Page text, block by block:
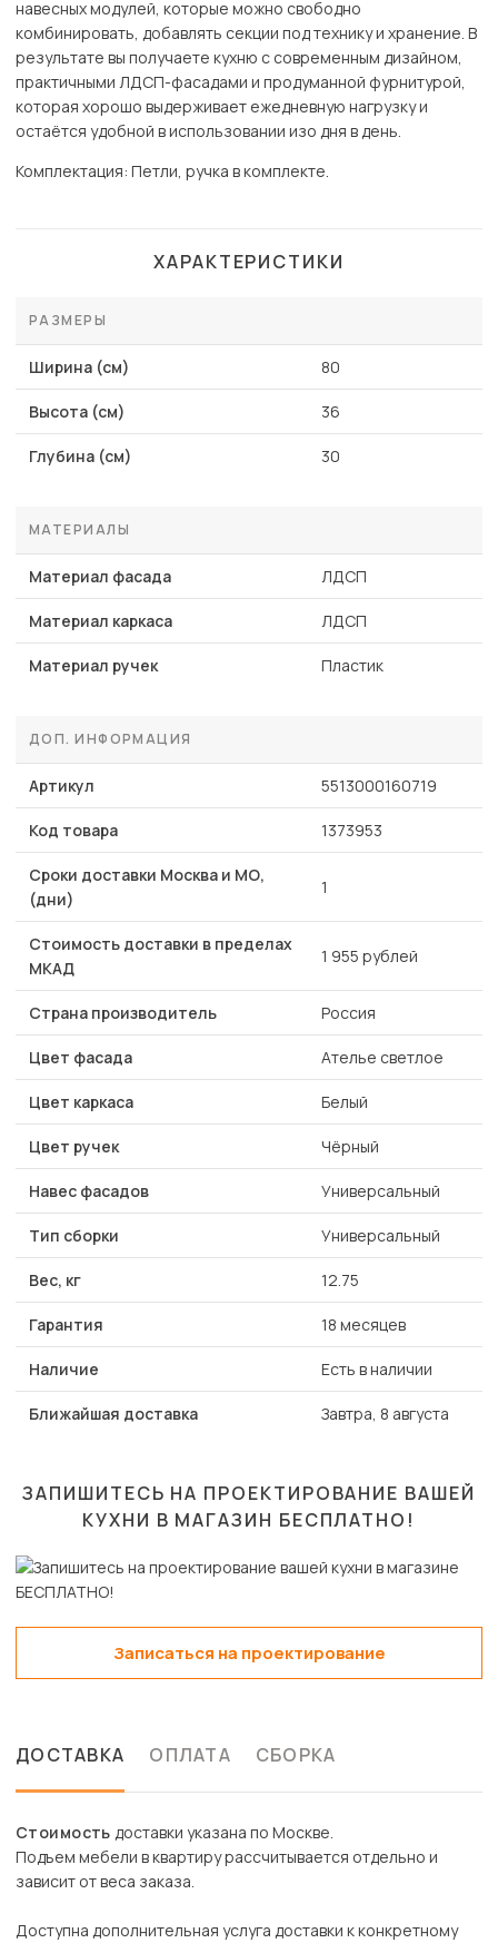
навесных модулей, которые можно свободно
комбинировать, добавлять секции под технику и хранение. В
результате вы получаете кухню с современным дизайном,
практичными ЛДСП-фасадами и продуманной фурнитурой,
которая хорошо выдерживает ежедневную нагрузку и
остаётся удобной в использовании изо дня в день.
Комплектация: Петли, ручка в комплекте.
ХАРАКТЕРИСТИКИ
РАЗМЕРЫ
Ширина (см) 80
Высота (см) 36
Глубина (см) 30
МАТЕРИАЛЫ
Материал фасада ЛДСП
Материал каркаса ЛДСП
Материал ручек Пластик
ДОП. ИНФОРМАЦИЯ
Артикул 5513000160719
Код товара 1373953
Сроки доставки Москва и МО,
(дни)
1
Стоимость доставки в пределах
МКАД
1 955 рублей
Страна производитель Россия
Цвет фасада Ателье светлое
Цвет каркаса Белый
Цвет ручек Чёрный
Навес фасадов Универсальный
Тип сборки Универсальный
Вес, кг 12.75
Гарантия 18 месяцев
Наличие Есть в наличии
Ближайшая доставка Завтра, 8 августа
ЗАПИШИТЕСЬ НА ПРОЕКТИРОВАНИЕ ВАШЕЙ
КУХНИ В МАГАЗИН БЕСПЛАТНО!
Записаться на проектирование
ДОСТАВКА ОПЛАТА СБОРКА
Стоимость доставки указана по Москве.
Подъем мебели в квартиру рассчитывается отдельно и
зависит от веса заказа.
Доступна дополнительная услуга доставки к конкретному